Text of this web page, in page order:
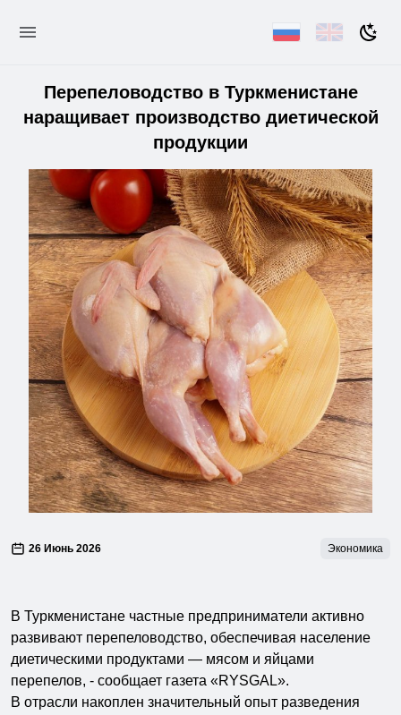
Перепеловодство в Туркменистане
наращивает производство диетической
продукции
26 Июнь 2026 Экономика
В Туркменистане частные предприниматели активно
развивают перепеловодство, обеспечивая население
диетическими продуктами — мясом и яйцами
перепелов, - сообщает газета «RYSGAL».
В отрасли накоплен значительный опыт разведения